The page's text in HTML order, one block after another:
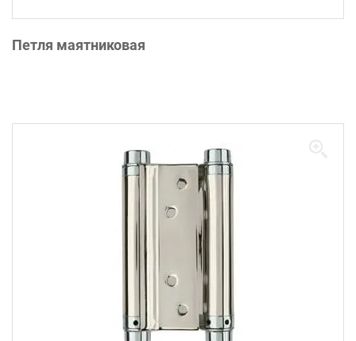
Петля маятниковая